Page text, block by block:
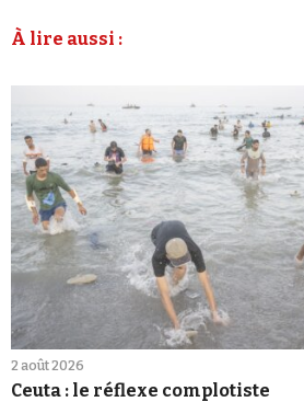
À lire aussi :
2 août 2026
Ceuta : le réflexe complotiste